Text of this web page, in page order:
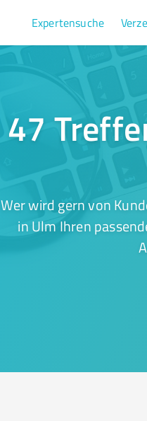
Expertensuche
47
Wer wird gern von
in Ulm Ihren